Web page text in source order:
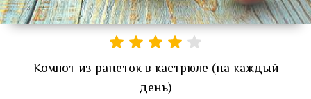
Компот из ранеток в кастрюле (на каждый
день)